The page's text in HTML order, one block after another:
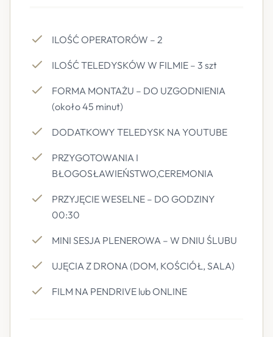
ILOŚĆ OPERATORÓW – 2
ILOŚĆ TELEDYSKÓW W FILMIE – 3 szt
FORMA MONTAŻU – DO UZGODNIENIA
(około 45 minut)
DODATKOWY TELEDYSK NA YOUTUBE
PRZYGOTOWANIA I
BŁOGOSŁAWIEŃSTWO,CEREMONIA
PRZYJĘCIE WESELNE – DO GODZINY
00:30
MINI SESJA PLENEROWA – W DNIU ŚLUBU
UJĘCIA Z DRONA (DOM, KOŚCIÓŁ, SALA)
FILM NA PENDRIVE lub ONLINE